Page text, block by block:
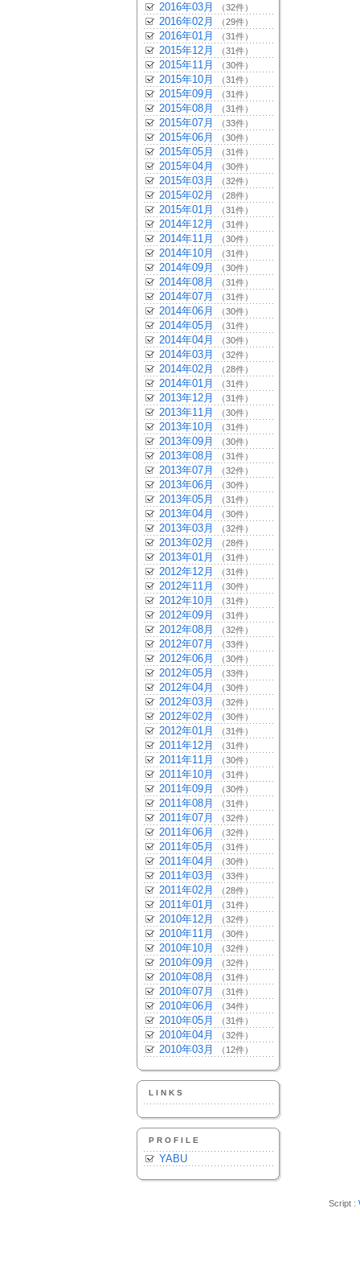
2016年03月 （32件）
2016年02月 （29件）
2016年01月 （31件）
2015年12月 （31件）
2015年11月 （30件）
2015年10月 （31件）
2015年09月 （31件）
2015年08月 （31件）
2015年07月 （33件）
2015年06月 （30件）
2015年05月 （31件）
2015年04月 （30件）
2015年03月 （32件）
2015年02月 （28件）
2015年01月 （31件）
2014年12月 （31件）
2014年11月 （30件）
2014年10月 （31件）
2014年09月 （30件）
2014年08月 （31件）
2014年07月 （31件）
2014年06月 （30件）
2014年05月 （31件）
2014年04月 （30件）
2014年03月 （32件）
2014年02月 （28件）
2014年01月 （31件）
2013年12月 （31件）
2013年11月 （30件）
2013年10月 （31件）
2013年09月 （30件）
2013年08月 （31件）
2013年07月 （32件）
2013年06月 （30件）
2013年05月 （31件）
2013年04月 （30件）
2013年03月 （32件）
2013年02月 （28件）
2013年01月 （31件）
2012年12月 （31件）
2012年11月 （30件）
2012年10月 （31件）
2012年09月 （31件）
2012年08月 （32件）
2012年07月 （33件）
2012年06月 （30件）
2012年05月 （33件）
2012年04月 （30件）
2012年03月 （32件）
2012年02月 （30件）
2012年01月 （31件）
2011年12月 （31件）
2011年11月 （30件）
2011年10月 （31件）
2011年09月 （30件）
2011年08月 （31件）
2011年07月 （32件）
2011年06月 （32件）
2011年05月 （31件）
2011年04月 （30件）
2011年03月 （33件）
2011年02月 （28件）
2011年01月 （31件）
2010年12月 （32件）
2010年11月 （30件）
2010年10月 （32件）
2010年09月 （32件）
2010年08月 （31件）
2010年07月 （31件）
2010年06月 （34件）
2010年05月 （31件）
2010年04月 （32件）
2010年03月 （12件）
LINKS
PROFILE
YABU
Script :